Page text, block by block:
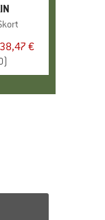
38,47 €
)